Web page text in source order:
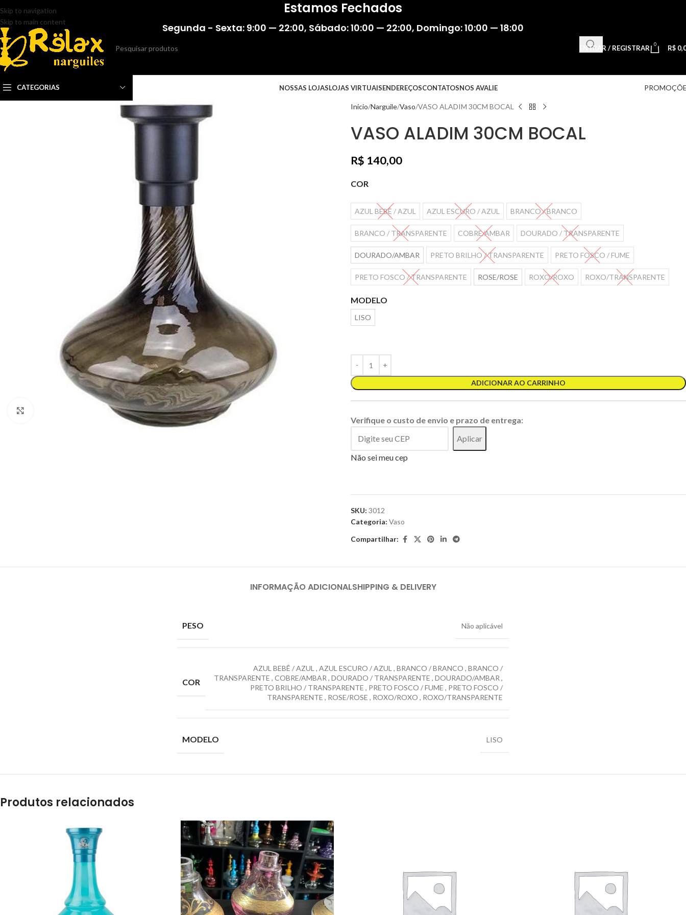
Skip to navigation
Skip to main content
Estamos Fechados
Segunda - Sexta: 9:00 — 22:00, Sábado: 10:00 — 22:00, Domingo: 10:00 — 18:00
ENTRAR / REGISTRAR 0 R$
CATEGORIAS NOSSAS LOJASLOJAS VIRTUAISENDEREÇOSCONTATOSNOS AVALIE
Início Narguile Vaso VASO ALADIM 30CM BOCAL
VASO ALADIM 30CM BOCAL
R$ 140,00
COR
AZUL BEBÊ / AZUL AZUL ESCURO / AZUL BRANCO / BRANCO
BRANCO / TRANSPARENTE COBRE/AMBAR DOURADO / TRANSPARENTE
DOURADO/AMBAR PRETO BRILHO / TRANSPARENTE PRETO FOSCO / FUME
PRETO FOSCO / TRANSPARENTE ROSE/ROSE ROXO/ROXO ROXO/TRANSPARENTE
MODELO
LISO
ADICIONAR AO CARRINHO
Verifique o custo de envio e prazo de entrega:
Aplicar
Não sei meu cep
SKU: 3012
Categoria: Vaso
Compartilhar:
INFORMAÇÃO ADICIONALSHIPPING & DELIVERY
PESO Não aplicável
COR
AZUL BEBÊ / AZUL , AZUL ESCURO / AZUL , BRANCO / BRANCO , BRANCO /
TRANSPARENTE , COBRE/AMBAR , DOURADO / TRANSPARENTE , DOURADO/AMBAR ,
PRETO BRILHO / TRANSPARENTE , PRETO FOSCO / FUME , PRETO FOSCO /
TRANSPARENTE , ROSE/ROSE , ROXO/ROXO , ROXO/TRANSPARENTE
MODELO LISO
Produtos relacionados